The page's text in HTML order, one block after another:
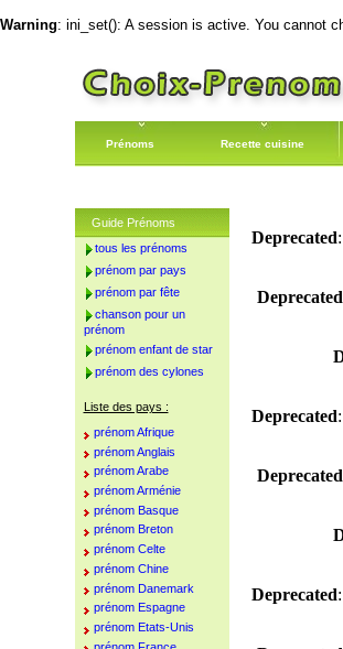
Warning: ini_set(): A session is active. You cannot
Prénoms Recette cuisine
Deprecated
Deprecated
Deprecated
Deprecated
Deprecated
Guide Prénoms
tous les prénoms
prénom par pays
prénom par fête
chanson pour un
prénom
prénom enfant de star
prénom des cylones
Liste des pays :
prénom Afrique
prénom Anglais
prénom Arabe
prénom Arménie
prénom Basque
prénom Breton
prénom Celte
prénom Chine
prénom Danemark
prénom Espagne
prénom Etats-Unis
prénom France